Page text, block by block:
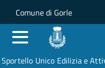
Salta al contenuto
Skip to site
Comune di Gorle
Sportello Unico Edilizia e